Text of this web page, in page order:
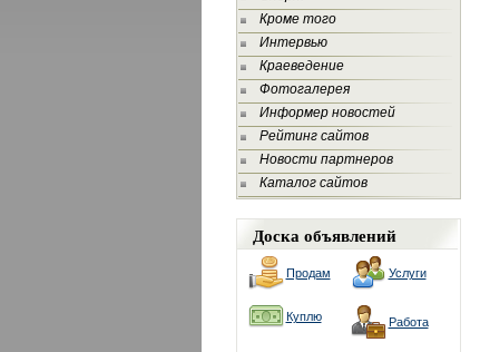
Кроме того
Интервью
Краеведение
Фотогалерея
Информер новостей
Рейтинг сайтов
Новости партнеров
Каталог сайтов
Доска объявлений
Продам Услуги
Куплю Работа